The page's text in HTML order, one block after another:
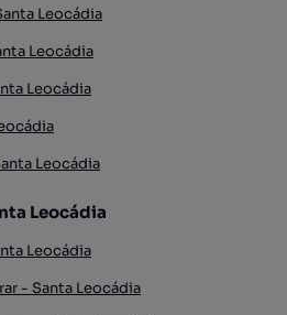
Leocádia
Leocádia
Leocádia
Leocádia
Leocádia
Leocádia
- Santa Leocádia